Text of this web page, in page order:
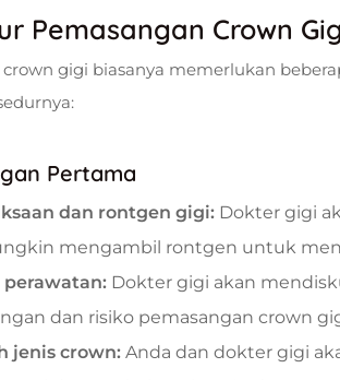
Pemasangan Crown
crown gigi biasanya memerlukan
Pertama
dan rontgen gigi: Dokter gigi
mengambil rontgen untuk
perawatan: Dokter gigi akan
dan risiko pemasangan crown
jenis crown: Anda dan dokter gigi